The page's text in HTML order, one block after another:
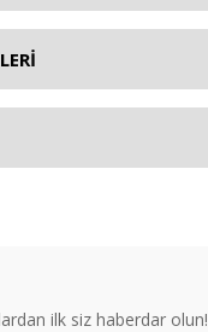
ilk siz haberdar olun!